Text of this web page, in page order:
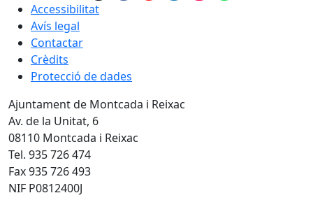
Accessibilitat
Avís legal
Contactar
Crèdits
Protecció de dades
Ajuntament de Montcada i Reixac
Av. de la Unitat, 6
08110 Montcada i Reixac
Tel. 935 726 474
Fax 935 726 493
NIF P0812400J